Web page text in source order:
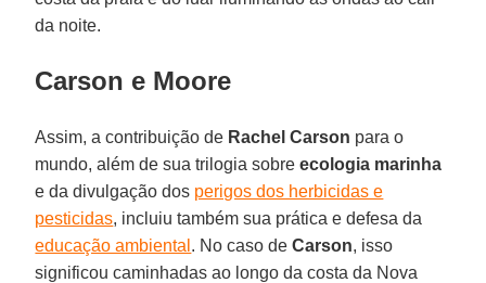
da noite.
Carson e Moore
Assim, a contribuição de Rachel Carson para o
mundo, além de sua trilogia sobreecologia marinha
e da divulgação dos perigos dos herbicidas e
pesticidas, incluiu também sua prática e defesa da
educação ambiental . No caso deCarson, isso
significou caminhadas ao longo da costa da Nova